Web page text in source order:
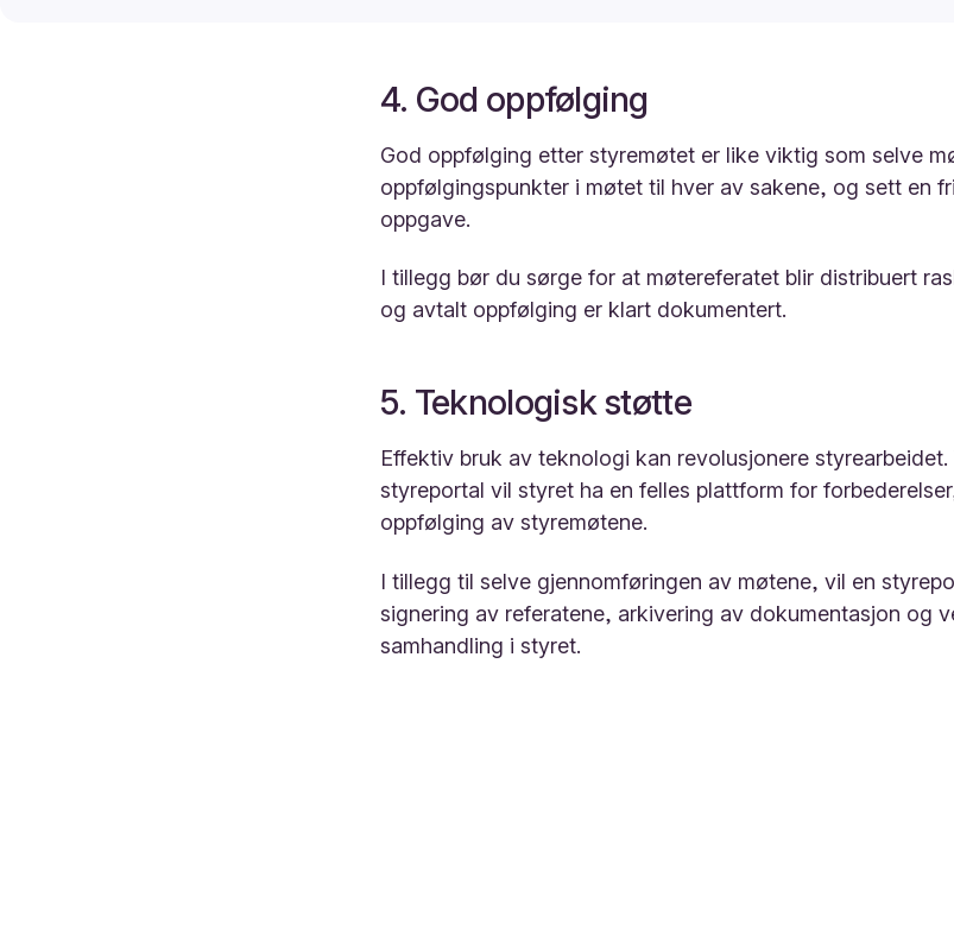
4. God oppfølging
God oppfølging etter styremøtet er like viktig som selve
oppfølgingspunkter i møtet til hver av sakene, og sett en
oppgave.
I tillegg bør du sørge for at møtereferatet blir distribuert
og avtalt oppfølging er klart dokumentert.
5. Teknologisk støtte
Effektiv bruk av teknologi kan revolusjonere styrearbeidet.
styreportal vil styret ha en felles plattform for
oppfølging av styremøtene.
I tillegg til selve gjennomføringen av møtene, vil en
signering av referatene, arkivering av dokumentasjon og
samhandling i styret.